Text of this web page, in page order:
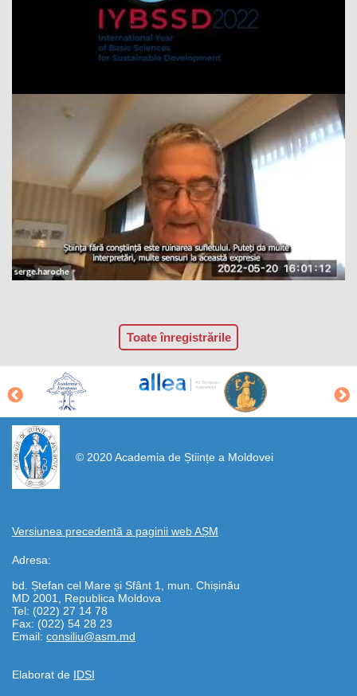
Toate înregistrările
© 2020 Academia de Științe a Moldovei
Versiunea precedentă a paginii web AȘM
Adresa:
bd. Ștefan cel Mare și Sfânt 1, mun. Chișinău
MD 2001, Republica Moldova
Tel: (022) 27 14 78
Fax: (022) 54 28 23
Email: consiliu@asm.md
Elaborat de IDSI
https://propletenie.ru/